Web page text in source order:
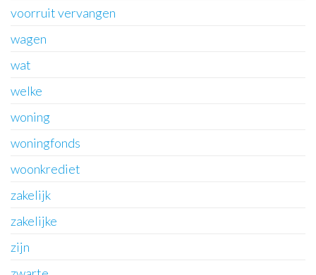
voorruit vervangen
wagen
wat
welke
woning
woningfonds
woonkrediet
zakelijk
zakelijke
zijn